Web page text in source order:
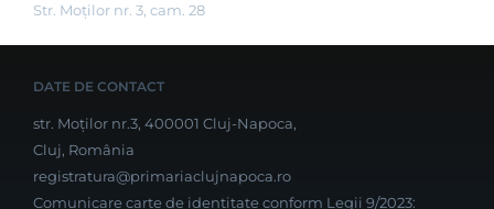
Str. Moţilor nr. 3, cam. 28
DATE DE CONTACT
str. Moților nr.3, 400001 Cluj-Napoca,
Cluj, România
registratura@primariaclujnapoca.ro
Comunicare carte de identitate conform Legii 9/2023: